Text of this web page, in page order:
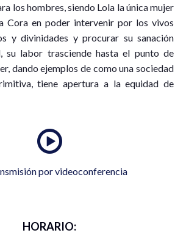
los hombres, siendo Lola la única mujer
Cora en poder intervenir por los vivos
y divinidades y procurar su sanación
su labor trasciende hasta el punto de
dando ejemplos de como una sociedad
tiene apertura a la equidad de
por videoconferencia
HORARIO: